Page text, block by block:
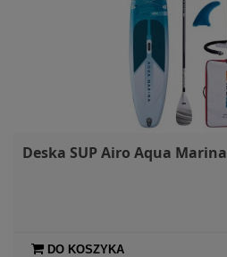
Deska SUP Airo Aqua Marina
DO KOSZYKA